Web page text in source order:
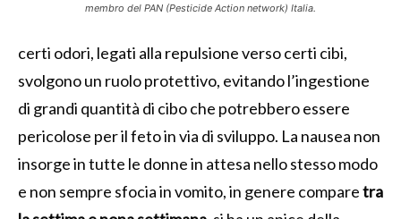
membro del PAN (Pesticide Action network) Italia.
certi odori, legati alla repulsione verso certi cibi,
svolgono un ruolo protettivo, evitando l’ingestione
di grandi quantità di cibo che potrebbero essere
pericolose per il feto in via di sviluppo. La nausea non
insorge in tutte le donne in attesa nello stesso modo
e non sempre sfocia in vomito, in genere comparetra